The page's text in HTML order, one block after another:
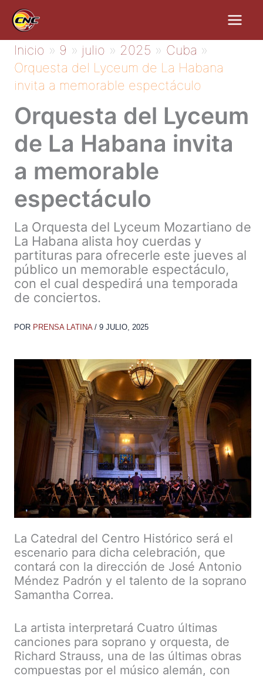
contenido
Inicio 9 julio 2025
Cuba
Orquesta del Lyceum de La Habana
invita a memorable espectáculo
Orquesta del Lyceum
de La Habana invita
a memorable
espectáculo
La Orquesta del Lyceum Mozartiano de
La Habana alista hoy cuerdas y
partituras para ofrecerle este jueves al
público un memorable espectáculo,
con el cual despedirá una temporada
de conciertos.
POR PRENSA LATINA / 9 JULIO, 2025
La Catedral del Centro Histórico será el
escenario para dicha celebración, que
contará con la dirección de José Antonio
Méndez Padrón y el talento de la soprano
Samantha Correa.
La artista interpretará Cuatro últimas
canciones para soprano y orquesta, de
Richard Strauss, una de las últimas obras
compuestas por el músico alemán, con